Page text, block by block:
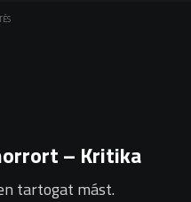
– Kritika
tartogat mást.